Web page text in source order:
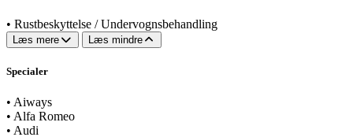
• Rustbeskyttelse / Undervognsbehandling
Læs mere Læs mindre
Specialer
• Aiways
• Alfa Romeo
• Audi